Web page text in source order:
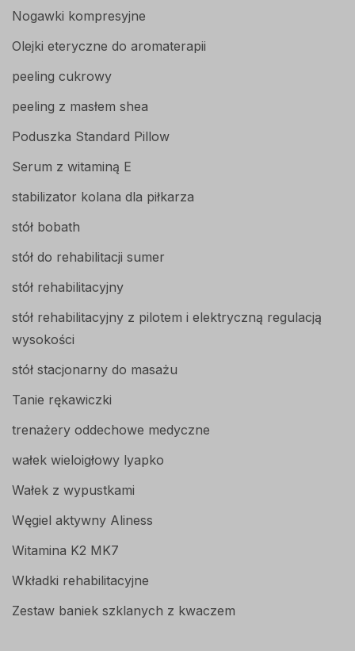
Nogawki kompresyjne
Olejki eteryczne do aromaterapii
peeling cukrowy
peeling z masłem shea
Poduszka Standard Pillow
Serum z witaminą E
stabilizator kolana dla piłkarza
stół bobath
stół do rehabilitacji sumer
stół rehabilitacyjny
stół rehabilitacyjny z pilotem i elektryczną regulacją
wysokości
stół stacjonarny do masażu
Tanie rękawiczki
trenażery oddechowe medyczne
wałek wieloigłowy lyapko
Wałek z wypustkami
Węgiel aktywny Aliness
Witamina K2 MK7
Wkładki rehabilitacyjne
Zestaw baniek szklanych z kwaczem